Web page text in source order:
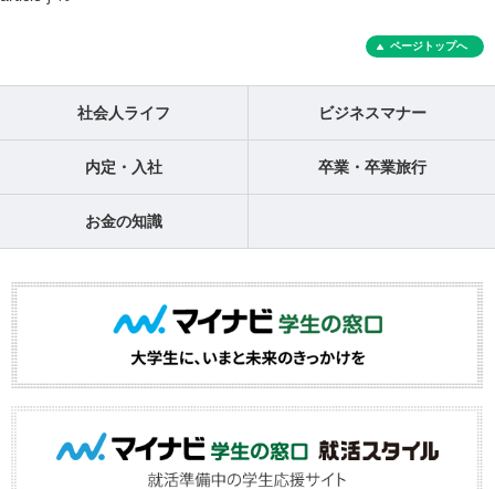
ページトップへ
社会人ライフ ビジネスマナー
内定・入社 卒業・卒業旅行
お金の知識